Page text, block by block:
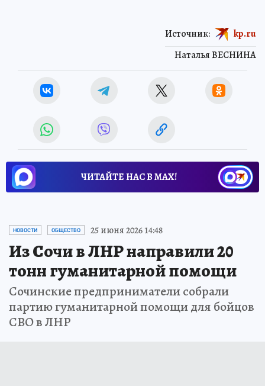
Наталья ВЕСНИНА
Источник: kp.ru
ЧИТАЙТЕ НАС В МАХ!
НОВОСТИ ОБЩЕСТВО 25 июня 2026 14:48
Из Сочи в ЛНР направили 20
тонн гуманитарной помощи
Сочинские предприниматели собрали
партию гуманитарной помощи для бойцов
СВО в ЛНР